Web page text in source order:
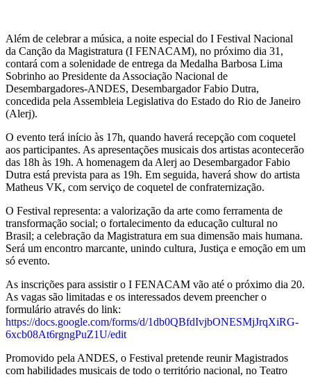
Além de celebrar a música, a noite especial do I Festival Nacional
da Canção da Magistratura (I FENACAM), no próximo dia 31,
contará com a solenidade de entrega da Medalha Barbosa Lima
Sobrinho ao Presidente da Associação Nacional de
Desembargadores-ANDES, Desembargador Fabio Dutra,
concedida pela Assembleia Legislativa do Estado do Rio de Janeiro
(Alerj).
O evento terá início às 17h, quando haverá recepção com coquetel
aos participantes. As apresentações musicais dos artistas acontecerão
das 18h às 19h. A homenagem da Alerj ao Desembargador Fabio
Dutra está prevista para as 19h. Em seguida, haverá show do artista
Matheus VK, com serviço de coquetel de confraternização.
O Festival representa: a valorização da arte como ferramenta de
transformação social; o fortalecimento da educação cultural no
Brasil; a celebração da Magistratura em sua dimensão mais humana.
Será um encontro marcante, unindo cultura, Justiça e emoção em um
só evento.
As inscrições para assistir o I FENACAM vão até o próximo dia 20.
As vagas são limitadas e os interessados devem preencher o
formulário através do link:
https://docs.google.com/forms/d/1db0QBfdIvjbONESMjJrqXiRG-
6xcb08At6rgngPuZ1U/edit
Promovido pela ANDES, o Festival pretende reunir Magistrados
com habilidades musicais de todo o território nacional, no Teatro